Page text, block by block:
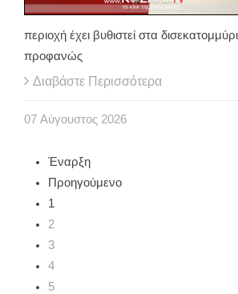
περιοχή έχει βυθιστεί στα
προφανώς
Διαβάστε Περισσότερα
07 Αύγουστος 2026
Έναρξη
Προηγούμενο
1
2
3
4
5